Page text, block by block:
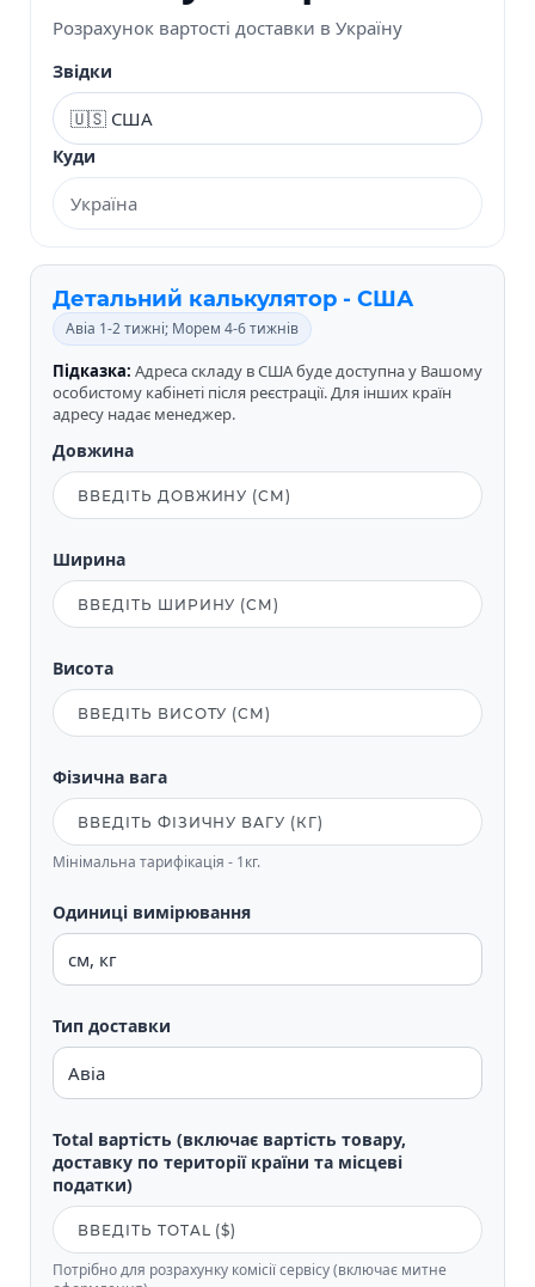
Розрахунок вартості доставки в Україну
Звідки
Куди
Детальний калькулятор - США
Авіа 1-2 тижні; Морем 4-6 тижнів
Підказка: Адреса складу в США буде доступна у Вашому
особистому кабінеті після реєстрації. Для інших країн
адресу надає менеджер.
Довжина
Ширина
Висота
Фізична вага
Мінімальна тарифікація - 1кг.
Одиниці вимірювання
Тип доставки
Total вартість (включає вартість товару,
доставку по території країни та місцеві
податки)
Потрібно для розрахунку комісії сервісу (включає митне